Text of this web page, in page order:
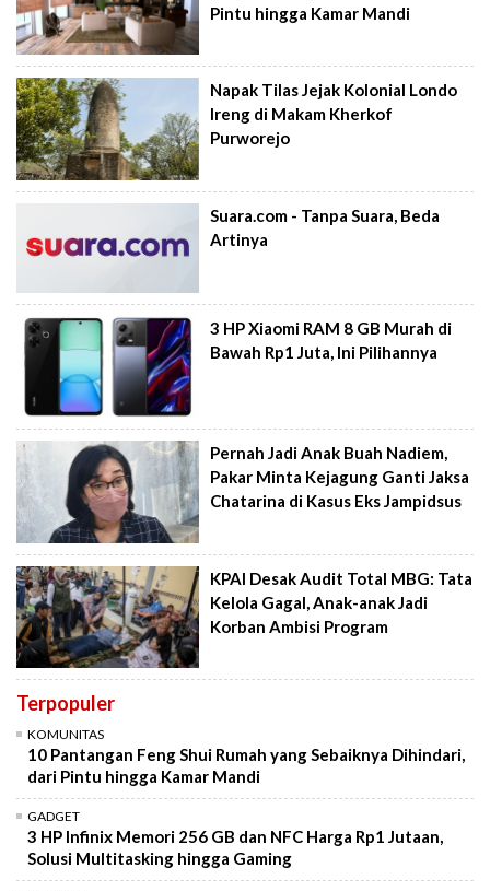
Pintu hingga Kamar Mandi
Napak Tilas Jejak Kolonial Londo
Ireng di Makam Kherkof
Purworejo
Suara.com - Tanpa Suara, Beda
Artinya
3 HP Xiaomi RAM 8 GB Murah di
Bawah Rp1 Juta, Ini Pilihannya
Pernah Jadi Anak Buah Nadiem,
Pakar Minta Kejagung Ganti Jaksa
Chatarina di Kasus Eks Jampidsus
KPAI Desak Audit Total MBG: Tata
Kelola Gagal, Anak-anak Jadi
Korban Ambisi Program
Terpopuler
KOMUNITAS
10 Pantangan Feng Shui Rumah yang Sebaiknya Dihindari,
dari Pintu hingga Kamar Mandi
GADGET
3 HP Infinix Memori 256 GB dan NFC Harga Rp1 Jutaan,
Solusi Multitasking hingga Gaming